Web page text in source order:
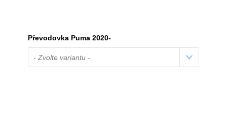
Převodovka Puma 2020-
- Zvolte variantu -